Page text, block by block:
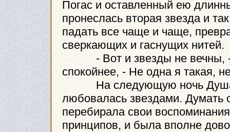
Погас и оставленный ею
пронеслась вторая звезда и
падать все чаще и чаще,
сверкающих и гаснущих нитей.
- Вот и звезды не вечны, -
спокойнее, - Не одна я такая,
На следующую ночь Душа
любовалась звездами. Думать
перебирала свои
принципов, и была вполне